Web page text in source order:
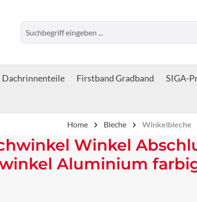
Dachrinnenteile Firstband Gradband SIGA-
Home Bleche Winkelbleche
Winkel
Aluminium